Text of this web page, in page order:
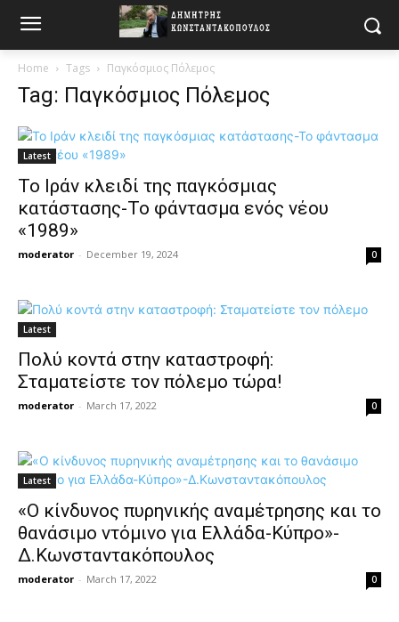
Home Tags Παγκόσμιος Πόλεμος
Tag: Παγκόσμιος Πόλεμος
Latest
Το Ιράν κλειδί της παγκόσμιας
κατάστασης-Το φάντασμα ενός νέου
«1989»
moderator - December 19, 2024 0
Latest
Πολύ κοντά στην καταστροφή:
Σταματείστε τον πόλεμο τώρα!
moderator - March 17, 2022 0
Latest
«Ο κίνδυνος πυρηνικής αναμέτρησης και το
θανάσιμο ντόμινο για Ελλάδα-Κύπρο»-
Δ.Κωνσταντακόπουλος
moderator - March 17, 2022 0